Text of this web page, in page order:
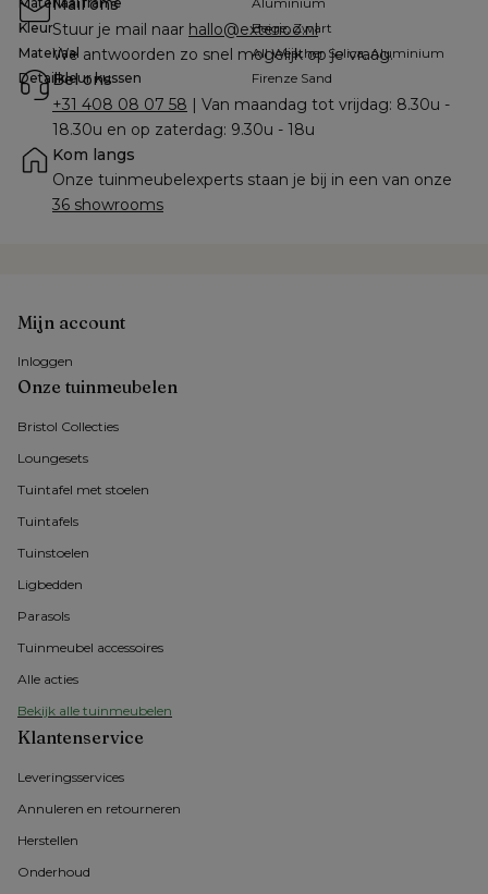
Kleur
Beige, Zwart
Materiaal
All Weather Solica, Aluminium
Detailkleur kussen
Firenze Sand
Mail ons
Stuur je mail naar hallo@exterioo.nl
We antwoorden zo snel mogelijk op je vraag.
Bel ons
+31 408 08 07 58 | Van maandag tot vrijdag: 8.30u -
18.30u en op zaterdag: 9.30u - 18u
Kom langs
36 showrooms
Onze tuinmeubelen
Bristol Collecties
Loungesets
Tuintafel met stoelen
Tuintafels
Tuinstoelen
Ligbedden
Parasols
Tuinmeubel accessoires
Alle acties
Bekijk alle tuinmeubelen
Klantenservice
Leveringsservices
Annuleren en retourneren
Herstellen
Onderhoud
Mijn account
Inloggen